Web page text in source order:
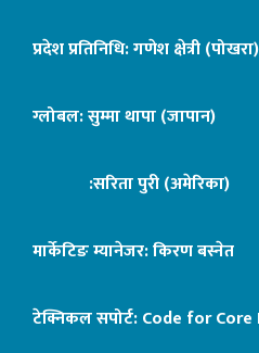
प्रदेश प्रतिनिधि: गणेश क्षेत्री (पोखरा)
ग्लोबल: सुम्मा थापा (जापान)
:सरिता पुरी (अमेरिका)
मार्केटिङ म्यानेजर: किरण बस्नेत
टेक्निकल सपोर्ट:Code for